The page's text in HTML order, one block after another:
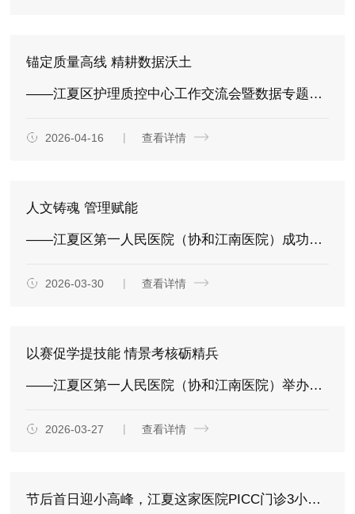
锚定质量高线 精耕数据沃土
——江夏区护理质控中心工作交流会暨数据专题培训会圆满落幕
2026-04-16 查看详情
人文铸魂 管理赋能
——江夏区第一人民医院（协和江南医院）成功举办2026年首期护理管理培训班
2026-03-30 查看详情
以赛促学提技能 情景考核砺精兵
——江夏区第一人民医院（协和江南医院）举办2026年度“5·12”护理技能竞赛
2026-03-27 查看详情
节后首日迎小高峰，江夏这家医院PICC门诊3小时接诊10余人